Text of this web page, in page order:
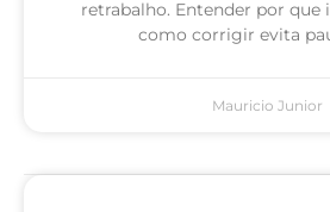
retrabalho. Entender por que
como corrigir evita
Mauricio Junior